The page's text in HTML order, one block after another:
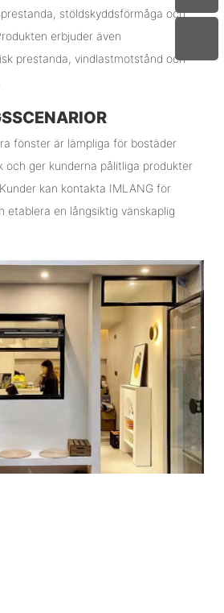
stöldskyddsförmåga och
erbjuder även
prestanda, vindlastmotstånd och
fönster är lämpliga för bostäder
och ger kunderna pålitliga produkter
kan kontakta IMLANG för
etablera en långsiktig vänskaplig